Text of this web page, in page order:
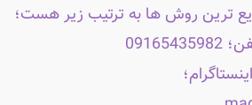
ترین روش ها به ترتیب زیر هست؛